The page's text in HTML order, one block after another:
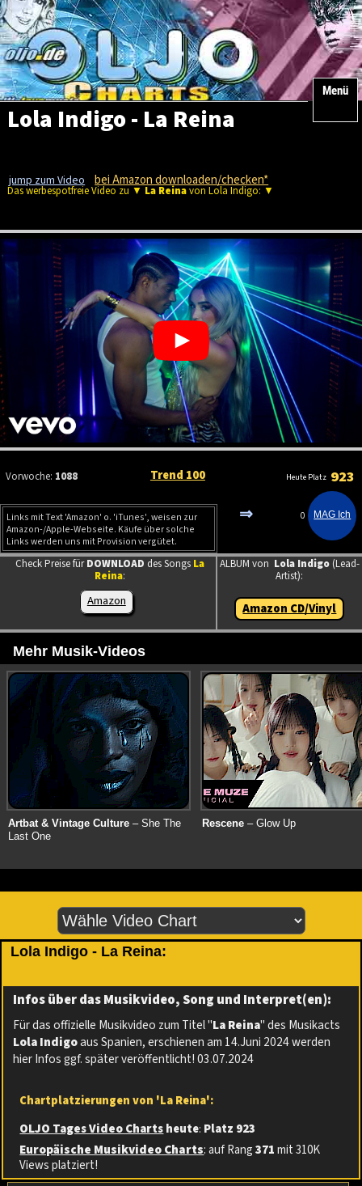
Menü
Lola Indigo - La Reina
jump zum Video bei Amazon downloaden/checken*
Das werbespotfreie Video zu ▼ La Reinavon Lola Indigo: ▼
Vorwoche: 1088 Trend 100 Heute Platz 923
Links mit Text 'Amazon' o. 'iTunes', weisen zur
Amazon-/Apple-Webseite. Käufe über solche
Links werden uns mit Provision vergütet.
⇒ 0
Check Preise fürDOWNLOAD des Songs La
Reina:
Amazon
ALBUM von Lola Indigo(Lead-
Artist):
Amazon CD/Vinyl
Mehr Musik-Videos
Artbat & Vintage Culture – She The
Last One
Rescene – Glow Up
Lola Indigo - La Reina:
Infos über das Musikvideo, Song und Interpret(en):
Für das offizielle Musikvideo zum Titel "La Reina" des Musikacts
Lola Indigoaus Spanien, erschienen am 14.Juni 2024 werden
hier Infos ggf. später veröffentlicht! 03.07.2024
Chartplatzierungen von 'La Reina':
OLJO Tages Video Chartsheute: Platz 923
Europäische Musikvideo Charts: auf Rang371mit 310K
Views platziert!